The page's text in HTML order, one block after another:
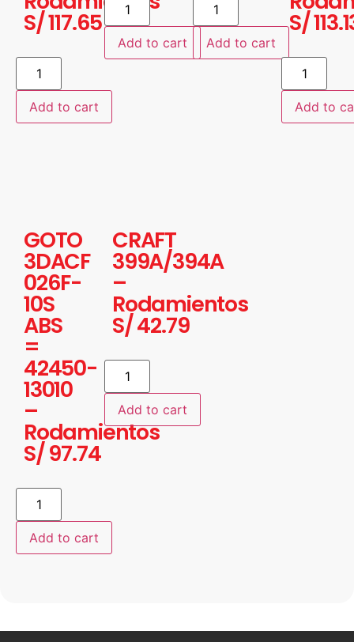
S/117.65
Add to cart
Add to cart Add to cart
S/
Add to
GOTO
3DACF
026F-
10S
ABS
=
42450-
13010
–
Rodamientos
S/97.74
Add to cart
CRAFT
399A/394A
–
Rodamientos
S/42.79
Add to cart